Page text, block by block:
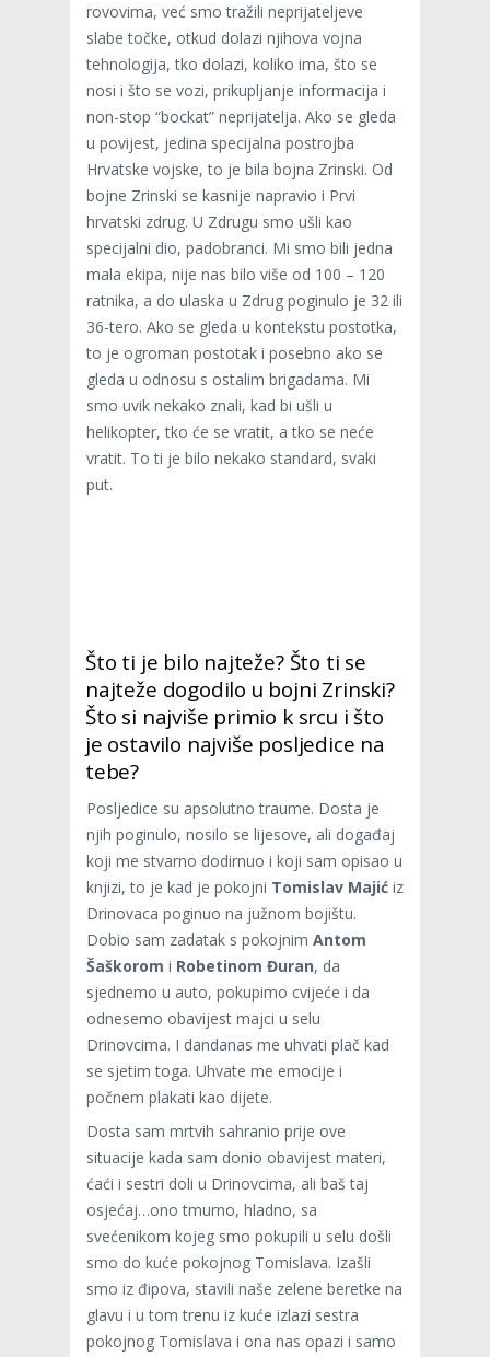
rovovima, već smo tražili neprijateljeve
slabe točke, otkud dolazi njihova vojna
tehnologija, tko dolazi, koliko ima, što se
nosi i što se vozi, prikupljanje informacija i
non-stop “bockat” neprijatelja. Ako se gleda
u povijest, jedina specijalna postrojba
Hrvatske vojske, to je bila bojna Zrinski. Od
bojne Zrinski se kasnije napravio i Prvi
hrvatski zdrug. U Zdrugu smo ušli kao
specijalni dio, padobranci. Mi smo bili jedna
mala ekipa, nije nas bilo više od 100 – 120
ratnika, a do ulaska u Zdrug poginulo je 32 ili
36-tero. Ako se gleda u kontekstu postotka,
to je ogroman postotak i posebno ako se
gleda u odnosu s ostalim brigadama. Mi
smo uvik nekako znali, kad bi ušli u
helikopter, tko će se vratit, a tko se neće
vratit. To ti je bilo nekako standard, svaki
put.
Što ti je bilo najteže? Što ti se
najteže dogodilo u bojni Zrinski?
Što si najviše primio k srcu i što
je ostavilo najviše posljedice na
tebe?
Posljedice su apsolutno traume. Dosta je
njih poginulo, nosilo se lijesove, ali događaj
koji me stvarno dodirnuo i koji sam opisao u
knjizi, to je kad je pokojni Tomislav Majić iz
Drinovaca poginuo na južnom bojištu.
Dobio sam zadatak s pokojnim Antom
Šaškorom i Robetinom Đuran, da
sjednemo u auto, pokupimo cvijeće i da
odnesemo obavijest majci u selu
Drinovcima. I dandanas me uhvati plač kad
se sjetim toga. Uhvate me emocije i
počnem plakati kao dijete.
Dosta sam mrtvih sahranio prije ove
situacije kada sam donio obavijest materi,
ćaći i sestri doli u Drinovcima, ali baš taj
osjećaj…ono tmurno, hladno, sa
svećenikom kojeg smo pokupili u selu došli
smo do kuće pokojnog Tomislava. Izašli
smo iz đipova, stavili naše zelene beretke na
glavu i u tom trenu iz kuće izlazi sestra
pokojnog Tomislava i ona nas opazi i samo